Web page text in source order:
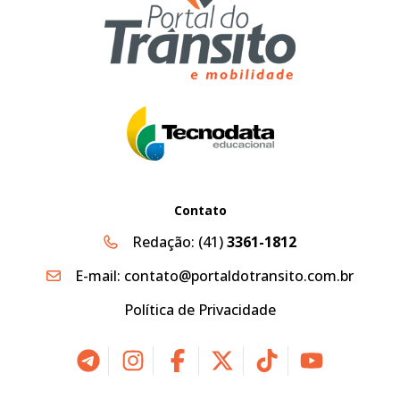
Contato
Redação: (41)3361-1812
E-mail: contato@portaldotransito.com.br
Política de Privacidade